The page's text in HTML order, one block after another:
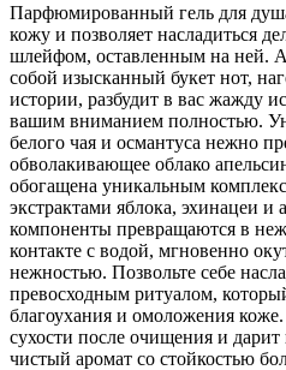
Парфюмированный гель для
кожу и позволяет насладиться
шлейфом, оставленным на ней.
собой изысканный букет нот,
истории, разбудит в вас жажду
вашим вниманием полностью.
белого чая и османтуса нежно
обволакивающее облако
обогащена уникальным
экстрактами яблока, эхинацеи и
компоненты превращаются в
контакте с водой, мгновенно
нежностью. Позвольте себе
превосходным ритуалом,
благоухания и омоложения
сухости после очищения и
чистый аромат со стойкостью